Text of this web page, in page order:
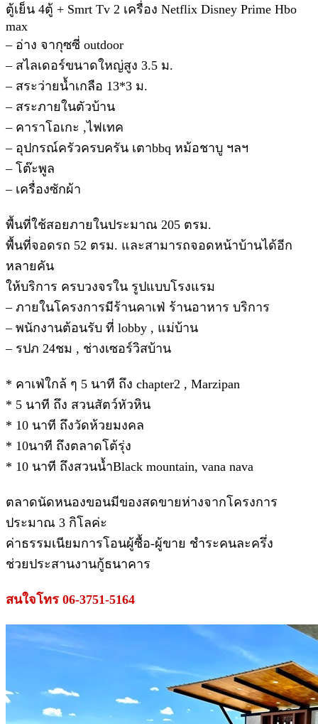
ตู้เย็น 4ตู้ + Smrt Tv 2 เครื่อง Netflix Disney Prime Hbo
max
– อ่าง จากุซซี่ outdoor
– สไลเดอร์ขนาดใหญ่สูง 3.5 ม.
– สระว่ายน้ำเกลือ 13*3 ม.
– สระภายในตัวบ้าน
– คาราโอเกะ ,ไฟเทค
– อุปกรณ์ครัวครบครัน เตาbbq หม้อชาบู ฯลฯ
– โต๊ะพูล
– เครื่องซักผ้า
พื้นที่ใช้สอยภายในประมาณ 205 ตรม.
พื้นที่จอดรถ 52 ตรม. และสามารถจอดหน้าบ้านได้อีก
หลายคัน
ให้บริการ ครบวงจรใน รูปแบบโรงแรม
– ภายในโครงการมีร้านคาเฟ่ ร้านอาหาร บริการ
– พนักงานต้อนรับ ที่ lobby , แม่บ้าน
– รปภ 24ชม , ช่างเซอร์วิสบ้าน
* คาเฟ่ใกล้ ๆ 5 นาที ถึง chapter2 , Marzipan
* 5 นาที ถึง สวนสัตว์หัวหิน
* 10 นาที ถึงวัดห้วยมงคล
* 10นาที ถึงตลาดโต้รุ่ง
* 10 นาที ถึงสวนน้ำBlack mountain, vana nava
ตลาดนัดหนองขอนมีของสดขายห่างจากโครงการ
ประมาณ 3 กิโลค่ะ
ค่าธรรมเนียมการโอนผู้ซื้อ-ผู้ขาย ชำระคนละครึ่ง
ช่วยประสานงานกู้ธนาคาร
สนใจโทร 06-3751-5164